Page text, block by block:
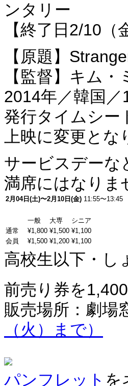
ンタリー
【終了日2/10
【原題】
【監督】キム
2014年／韓国
発行タイムシ
上映に変更とな
サービスデーな
満席にはなりま
2月04日(土)〜2月10日(金) 11:55〜13:45
一般 大専
シニア
通常
¥1,800 ¥1,500 ¥1,100
会員
¥1,500 ¥1,200 ¥1,100
高校生以下・し
前売り券を
販売場所：劇場
（火）まで）
パンフレット を